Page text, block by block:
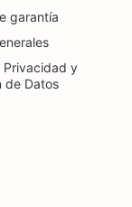
garantía
Privacidad y
de Datos